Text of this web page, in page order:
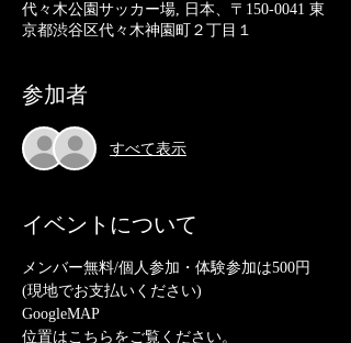
代々木公園サッカー場, 日本、〒150-0041 東
京都渋谷区代々木神園町２丁目１
参加者
すべて表示
イベントについて
メンバー無料/個人参加・体験参加は500円
(現地でお支払いください)
GoogleMAP
位置はこちらをご覧ください。